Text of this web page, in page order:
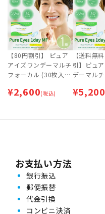
【80円割引】 ピュア
アイズワンデーマルチ
フォーカル (30枚入)
近両用コンタクトレン
¥2,600(税込)
【送料無
引】ピュ
デーマル
【ネコポス
¥5,200
お支払い方法
銀行振込
郵便振替
代金引換
コンビニ決済